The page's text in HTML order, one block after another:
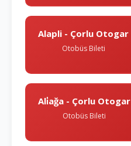
Alapli - Çorlu Otogar
Otobüs Bileti
Ali̇ağa - Çorlu Otogar
Otobüs Bileti